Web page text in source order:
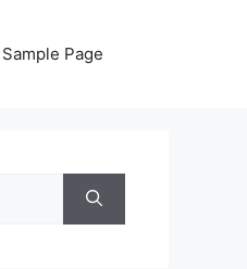
Sample Page